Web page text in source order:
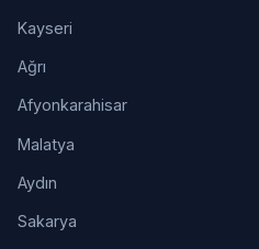
Kayseri
Ağrı
Afyonkarahisar
Malatya
Aydın
Sakarya